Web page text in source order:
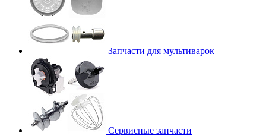
Запчасти для мультиварок
Сервисные запчасти